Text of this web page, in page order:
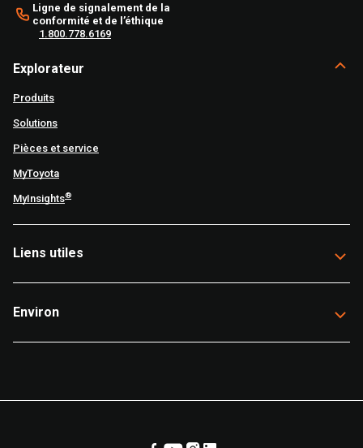
Ligne de signalement de la
conformité et de l’éthique
1.800.778.6169
Explorateur
Produits
Solutions
Pièces et service
MyToyota
MyInsights®
Liens utiles
Environ